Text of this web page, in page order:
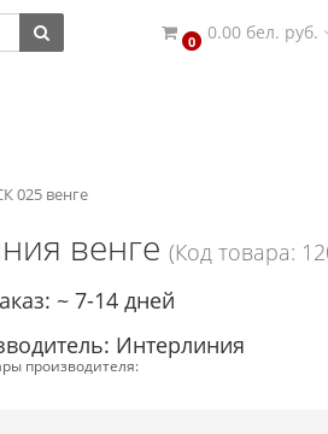
0 0.00 бел. руб.
025 венге
венге (Код товара:
~ 7-14 дней
Интерлиния
производителя: